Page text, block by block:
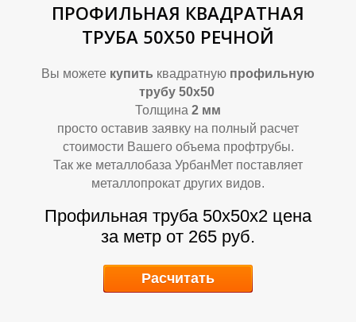
В
ПРОФИЛЬНАЯ КВАДРАТНАЯ
ТРУБА 50Х50 РЕЧНОЙ
Вы можете купить квадратную профильную
трубу 50х50
Толщина 2 мм
просто оставив заявку на полный расчет
стоимости Вашего объема профтрубы.
Так же металлобаза УрбанМет поставляет
металлопрокат других видов.
Профильная труба 50х50х2 цена
за метр от 265 руб.
Расчитать
В